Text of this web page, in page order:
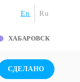
En Ru
ХАБАРОВСК
СДЕЛАНО